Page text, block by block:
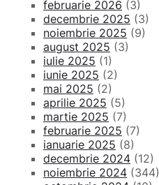
februarie 2026 (3)
decembrie 2025 (3)
noiembrie 2025 (9)
august 2025 (3)
iulie 2025 (1)
iunie 2025 (2)
mai 2025 (2)
aprilie 2025 (5)
martie 2025 (7)
februarie 2025 (7)
ianuarie 2025 (8)
decembrie 2024 (12)
noiembrie 2024 (344)